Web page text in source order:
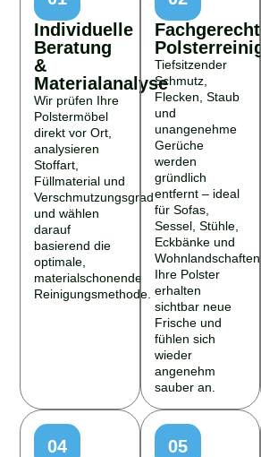
Individuelle
Beratung
&
Materialanalyse
Wir prüfen Ihre
Polstermöbel
direkt vor Ort,
analysieren
Stoffart,
Füllmaterial und
Verschmutzungsgrad
und wählen
darauf
basierend die
optimale,
materialschonende
Reinigungsmethode.
Fachgerechte
Tiefsitzender
Schmutz,
Flecken, Staub
und
unangenehme
Gerüche
werden
gründlich
entfernt – ideal
für Sofas,
Sessel, Stühle,
Eckbänke und
Wohnlandschaften.
Ihre Polster
erhalten
sichtbar neue
Frische und
fühlen sich
wieder
angenehm
sauber an.
04
05